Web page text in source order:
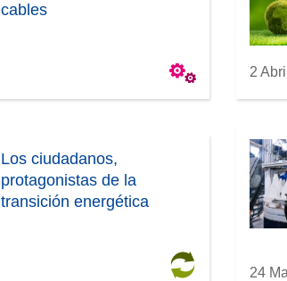
v
t
a
n
cables
2
Los ciudadanos,
protagonistas de la
transición energética
24